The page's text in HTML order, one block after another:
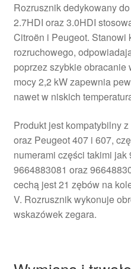
Rozrusznik dedykowany
2.7HDI oraz 3.0HDI
Citroën i Peugeot. Stanowi
rozruchowego,
poprzez szybkie obracanie
mocy 2,2 kW zapewnia
nawet w niskich
Produkt jest kompatybilny
oraz Peugeot 407 i 607,
numerami części takimi
9664883081 oraz
cechą jest 21 zębów na
V. Rozrusznik wykonuje
wskazówek zegara.